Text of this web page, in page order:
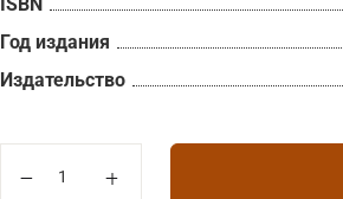
Год издания
Издательство